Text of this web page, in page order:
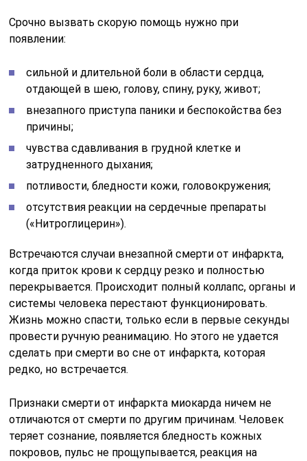
Срочно вызвать скорую помощь нужно при
появлении:
сильной и длительной боли в области сердца,
отдающей в шею, голову, спину, руку, живот;
внезапного приступа паники и беспокойства без
причины;
чувства сдавливания в грудной клетке и
затрудненного дыхания;
потливости, бледности кожи, головокружения;
отсутствия реакции на сердечные препараты
(«Нитроглицерин»).
Встречаются случаи внезапной смерти от инфаркта,
когда приток крови к сердцу резко и полностью
перекрывается. Происходит полный коллапс, органы и
системы человека перестают функционировать.
Жизнь можно спасти, только если в первые секунды
провести ручную реанимацию. Но этого не удается
сделать при смерти во сне от инфаркта, которая
редко, но встречается.
Признаки смерти от инфаркта миокарда ничем не
отличаются от смерти по другим причинам. Человек
теряет сознание, появляется бледность кожных
покровов, пульс не прощупывается, реакция на